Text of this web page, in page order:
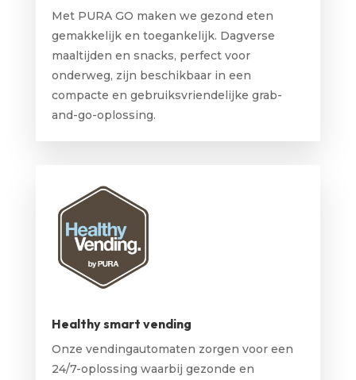
Met PURA GO maken we gezond eten
gemakkelijk en toegankelijk. Dagverse
maaltijden en snacks, perfect voor
onderweg, zijn beschikbaar in een
compacte en gebruiksvriendelijke grab-
and-go-oplossing.
Healthy smart vending
Onze vendingautomaten zorgen voor een
24/7-oplossing waarbij gezonde en